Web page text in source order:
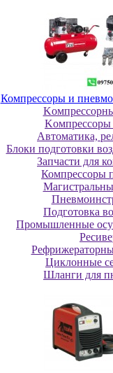
Компрессоры и
Koмпpeccopы
Автоматика,
Блоки подготовки
Запчасти для
Компрессоры
Подготовка
Промышленные
Циклонные
Шланги для